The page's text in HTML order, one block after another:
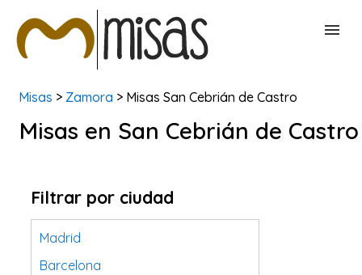
BUSCAR MISAS
Misas > Zamora > Misas San Cebrián de Castro
Misas en San Cebrián de Castro
Filtrar por ciudad
Madrid
Barcelona